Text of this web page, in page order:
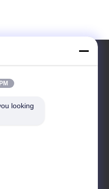
Yongxing, dzielnica
looking